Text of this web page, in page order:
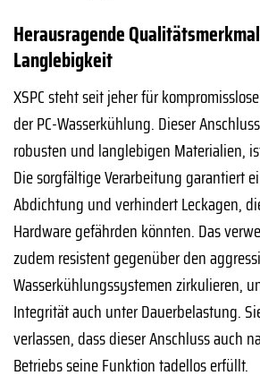
Herausragende
Langlebigkeit
XSPC steht seit jeher für
der PC-Wasserkühlung. Dieser
robusten und langlebigen Materialien,
Die sorgfältige Verarbeitung garantiert
Abdichtung und verhindert Leckagen,
Hardware gefährden könnten. Das
zudem resistent gegenüber den
Wasserkühlungssystemen zirkulieren,
Integrität auch unter Dauerbelastung.
verlassen, dass dieser Anschluss auch
Betriebs seine Funktion tadellos erfüllt.